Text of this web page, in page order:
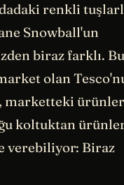
renkli
Snowball'un
biraz farklı. Bu
olan
marketteki
koltuktan
verebiliyor: Biraz